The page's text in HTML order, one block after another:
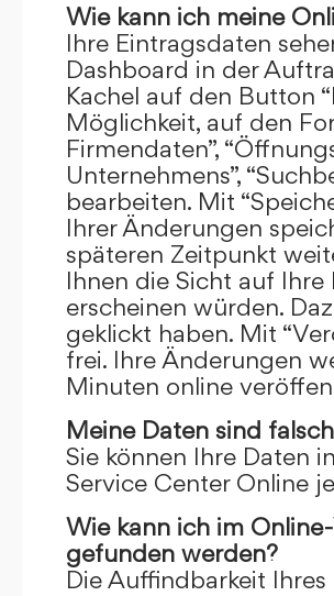
Wie kann ich meine
Ihre Eintragsdaten
Dashboard in der
Kachel auf den Button
Möglichkeit, auf den
Firmendaten”,
Unternehmens”,
bearbeiten. Mit
Ihrer Änderungen
späteren Zeitpunkt
Ihnen die Sicht auf
erscheinen würden.
geklickt haben. Mit
frei. Ihre Änderungen
Minuten online
Meine Daten sind
Sie können Ihre Daten
Service Center Online
Wie kann ich im
gefunden werden?
Die Auffindbarkeit